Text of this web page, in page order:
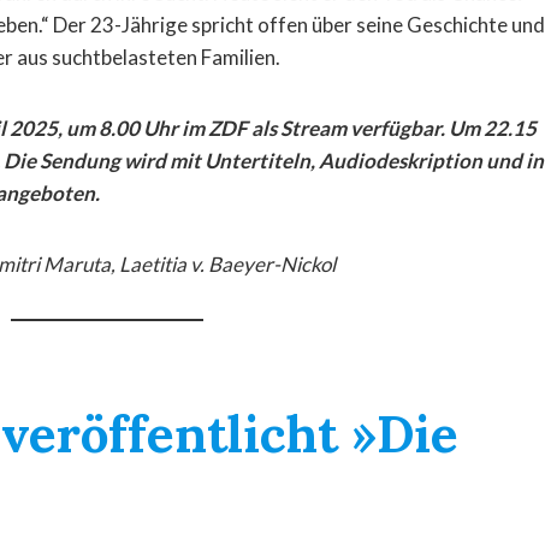
Der 23-Jährige spricht offen über seine Geschichte und
aus suchtbelasteten Familien.
um 8.00 Uhr im ZDF als Stream verfügbar. Um 22.15
Die Sendung wird mit Untertiteln, Audiodeskription und in
Maruta, Laetitia v. Baeyer-Nickol
»Die